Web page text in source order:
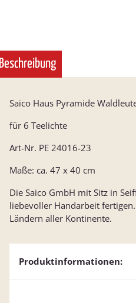
Beschreibung
Saico Haus Pyramide
für 6 Teelichte
Art-Nr. PE 24016-23
Maße: ca. 47 x 40 cm
Die Saico GmbH mit Sitz in
liebevoller Handarbeit
Ländern aller Kontinente.
Produktinformationen: